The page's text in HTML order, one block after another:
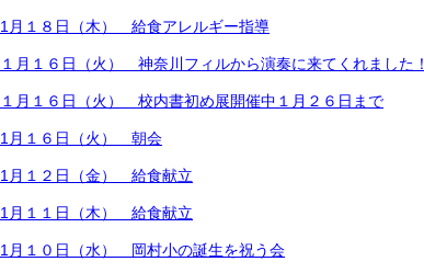
1月１８日（木） 給食アレルギー指導
１月１６日（火） 神奈川フィルから演奏に来てくれました！
１月１６日（火） 校内書初め展開催中１月２６日まで
1月１６日（火） 朝会
1月１２日（金） 給食献立
1月１１日（木） 給食献立
1月１０日（水） 岡村小の誕生を祝う会